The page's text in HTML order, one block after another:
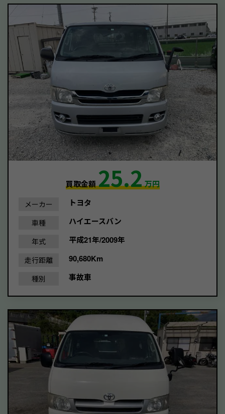
買取金額25.2万円
メーカー トヨタ
車種 ハイエースバン
年式 平成21年/2009年
走行距離 90,680Km
種別 事故車